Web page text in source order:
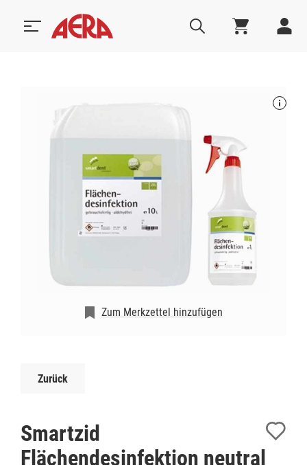
Zum Merkzettel hinzufügen
Zurück
Smartzid
Flächendesinfektion neutral